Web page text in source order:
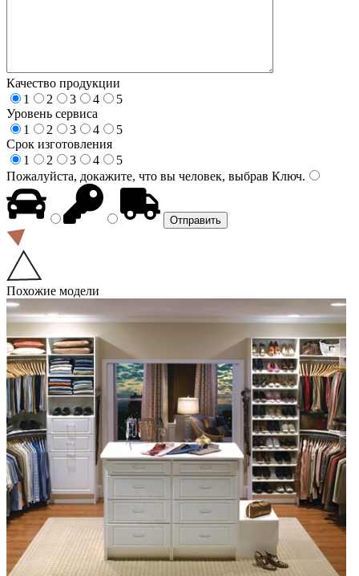
Качество продукции
1
2 3 4
5
Уровень сервиса
1
2 3 4
5
Срок изготовления
1
2 3 4
5
Пожалуйста, докажите, что вы человек, выбрав Ключ.
Похожие модели